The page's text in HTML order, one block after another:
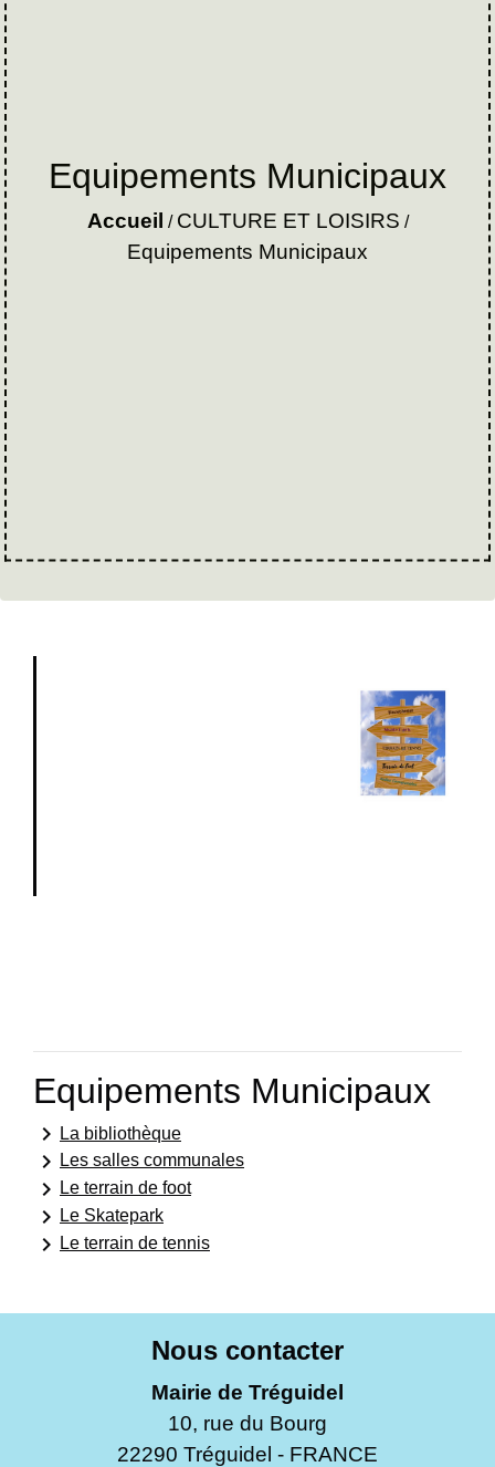
Equipements Municipaux
Accueil / CULTURE ET LOISIRS /
Equipements Municipaux
Equipements Municipaux
keyboard_arrow_right La bibliothèque
keyboard_arrow_right Les salles communales
keyboard_arrow_right Le terrain de foot
keyboard_arrow_right Le Skatepark
keyboard_arrow_right Le terrain de tennis
Nous contacter
Mairie de Tréguidel
10, rue du Bourg
22290 Tréguidel - FRANCE